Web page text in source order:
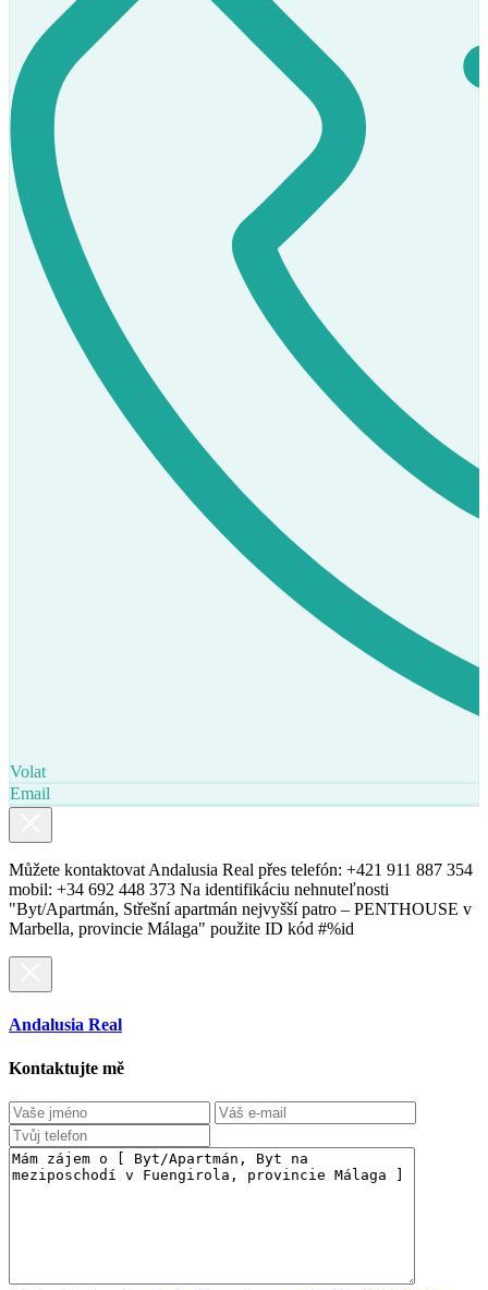
Volat
Email
Můžete kontaktovat Andalusia Real přes telefón: +421 911 887 354
mobil: +34 692 448 373 Na identifikáciu nehnuteľnosti
"Byt/Apartmán, Střešní apartmán nejvyšší patro – PENTHOUSE v
Marbella, provincie Málaga" použite ID kód #%id
Andalusia Real
Kontaktujte mě